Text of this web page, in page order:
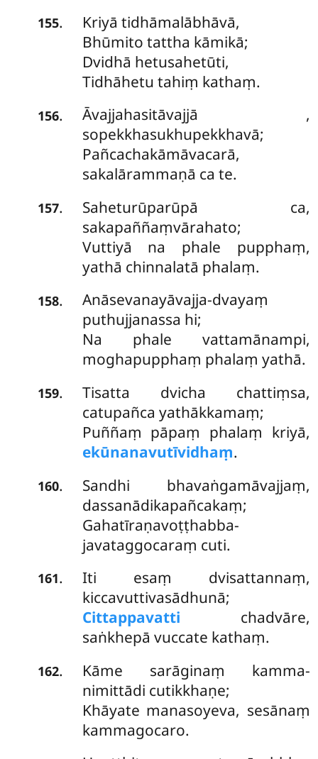
155.
Kriyā tidhāmalābhāvā,
Bhūmito tattha kāmikā;
Dvidhā hetusahetūti,
Tidhāhetu tahiṃ kathaṃ.
156. Āvajjahasitāvajjā ,
sopekkhasukhupekkhavā;
Pañcachakāmāvacarā,
sakalārammaṇā ca te.
157.
Saheturūparūpā ca,
sakapaññaṃvārahato;
Vuttiyā na phale pupphaṃ,
yathā chinnalatā phalaṃ.
158.
Anāsevanayāvajja-dvayaṃ
puthujjanassa hi;
Na phale vattamānampi,
moghapupphaṃ phalaṃ yathā.
159.
Tisatta dvicha chattiṃsa,
catupañca yathākkamaṃ;
Puññaṃ pāpaṃ phalaṃ kriyā,
ekūnanavutīvidhaṃ.
160.
Sandhi bhavaṅgamāvajjaṃ,
dassanādikapañcakaṃ;
Gahatīraṇavoṭṭhabba-
javataggocaraṃ cuti.
161.
Iti esaṃ dvisattannaṃ,
kiccavuttivasādhunā;
Cittappavatti chadvāre,
saṅkhepā vuccate kathaṃ.
162. Kāme sarāginaṃ kamma-
nimittādi cutikkhaṇe;
Khāyate manasoyeva, sesānaṃ
kammagocaro.